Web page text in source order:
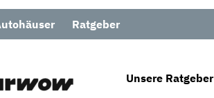
Ratgeber
Unsere Ratgeber